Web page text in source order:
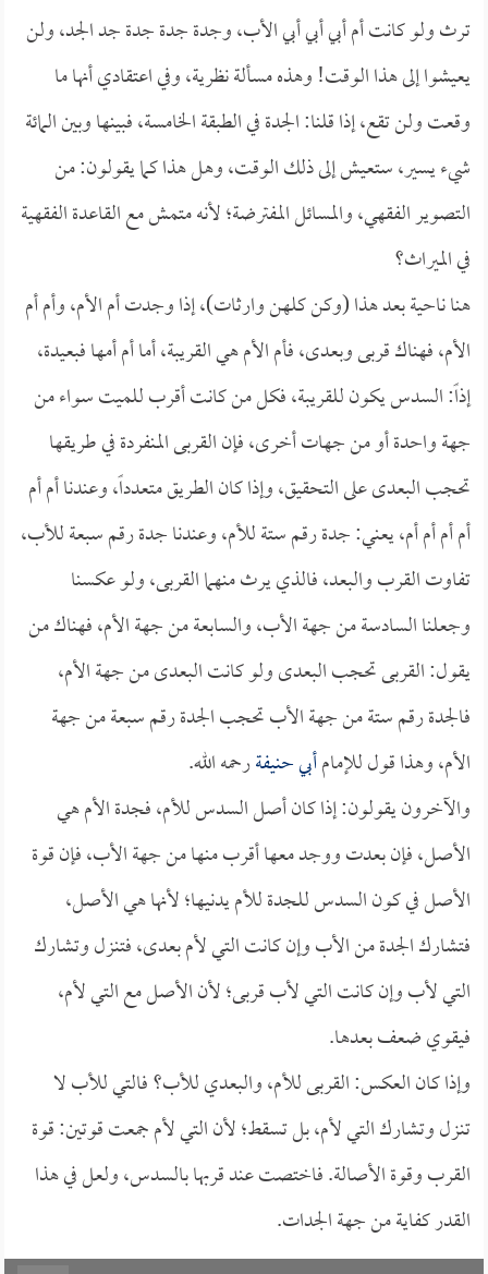
ترث ولو كانت أم أبي أبي أبي الأب، وجدة جدة جدة جد الجد، ولن
يعيشوا إلى هذا الوقت! وهذه مسألة نظرية، وفي اعتقادي أنها ما
وقعت ولن تقع، إذا قلنا: الجدة في الطبقة الخامسة، فبينها وبين المائة
شيء يسير، ستعيش إلى ذلك الوقت، وهل هذا كما يقولون: من
التصوير الفقهي، والمسائل المفترضة؛ لأنه متمش مع القاعدة الفقهية
في الميراث؟
هنا ناحية بعد هذا (وكن كلهن وارثات)، إذا وجدت أم الأم، وأم أم
الأم، فهناك قربى وبعدى، فأم الأم هي القريبة، أما أم أمها فبعيدة،
إذاً: السدس يكون للقريبة، فكل من كانت أقرب للميت سواء من
جهة واحدة أو من جهات أخرى، فإن القربى المنفردة في طريقها
تحجب البعدى على التحقيق، وإذا كان الطريق متعدداً، وعندنا أم أم
أم أم أم أم، يعني: جدة رقم ستة للأم، وعندنا جدة رقم سبعة للأب،
تفاوت القرب والبعد، فالذي يرث منهما القربى، ولو عكسنا
وجعلنا السادسة من جهة الأب، والسابعة من جهة الأم، فهناك من
يقول: القربى تحجب البعدى ولو كانت البعدى من جهة الأم،
فالجدة رقم ستة من جهة الأب تحجب الجدة رقم سبعة من جهة
الأم، وهذا قول للإمامأبي حنيفةرحمه الله.
والآخرون يقولون: إذا كان أصل السدس للأم، فجدة الأم هي
الأصل، فإن بعدت ووجد معها أقرب منها من جهة الأب، فإن قوة
الأصل في كون السدس للجدة للأم يدنيها؛ لأنها هي الأصل،
فتشارك الجدة من الأب وإن كانت التي لأم بعدى، فتنزل وتشارك
التي لأب وإن كانت التي لأب قربى؛ لأن الأصل مع التي لأم،
فيقوي ضعف بعدها.
وإذا كان العكس: القربى للأم، والبعدي للأب؟ فالتي للأب لا
تنزل وتشارك التي لأم، بل تسقط؛ لأن التي لأم جمعت قوتين: قوة
القرب وقوة الأصالة. فاختصت عند قربها بالسدس، ولعل في هذا
القدر كفاية من جهة الجدات.